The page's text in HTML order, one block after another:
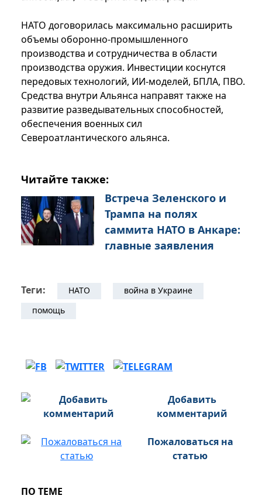
НАТО договорилась максимально расширить
объемы оборонно-промышленного
производства и сотрудничества в области
производства оружия. Инвестиции коснутся
передовых технологий, ИИ-моделей, БПЛА, ПВО.
Средства внутри Альянса направят также на
развитие разведывательных способностей,
обеспечения военных сил
Североатлантического альянса.
Читайте также:
Встреча Зеленского и
Трампа на полях
саммита НАТО в Анкаре:
главные заявления
Теги: НАТО
война в Украине
помощь
Добавить
комментарий
Пожаловаться на
статью
ПО ТЕМЕ